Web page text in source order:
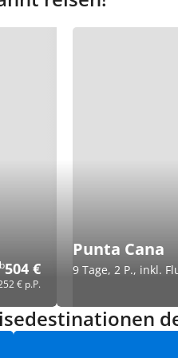
504 €
€ p.P.
Punta Cana
9 Tage, 2 P., inkl.